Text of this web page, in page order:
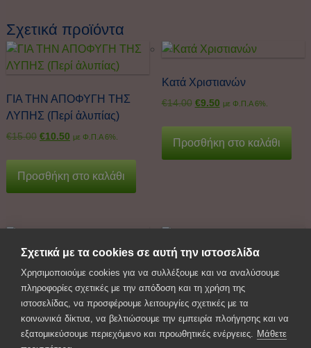
Σχετικά προϊόντα
ΓΙΑ ΤΗΝ ΑΠΟΦΥΓΗ ΤΗΣ
ΛΥΠΗΣ (Περί ἀλυπίας)
€15.00 €10.50 με Φ.Π.Α 6%.
Προσθήκη στο καλάθι
Κατά Χριστιανών
€14.00 €9.50 με Φ.Π.Α 6%.
Προσθήκη στο καλάθι
Περί των Σχολών της
Φιλοσοφίας
12.50 €6.00 με Φ.Π.Α 6%.
Κατά Χριστιανών.
Μισοπώγων. Eπιστολές
€15.00 €10.00 με Φ.Π.Α 6%.
Σχετικά με τα cookies σε αυτή την ιστοσελίδα
Χρησιμοποιούμε cookies για να συλλέξουμε και να αναλύσουμε
πληροφορίες σχετικές με την απόδοση και τη χρήση της
ιστοσελίδας, να προσφέρουμε λειτουργίες σχετικές με τα
κοινωνικά δίκτυα, να βελτιώσουμε την εμπειρία πλοήγησης και να
εξατομικεύσουμε περιεχόμενο και προωθητικές ενέργειες. Μάθετε